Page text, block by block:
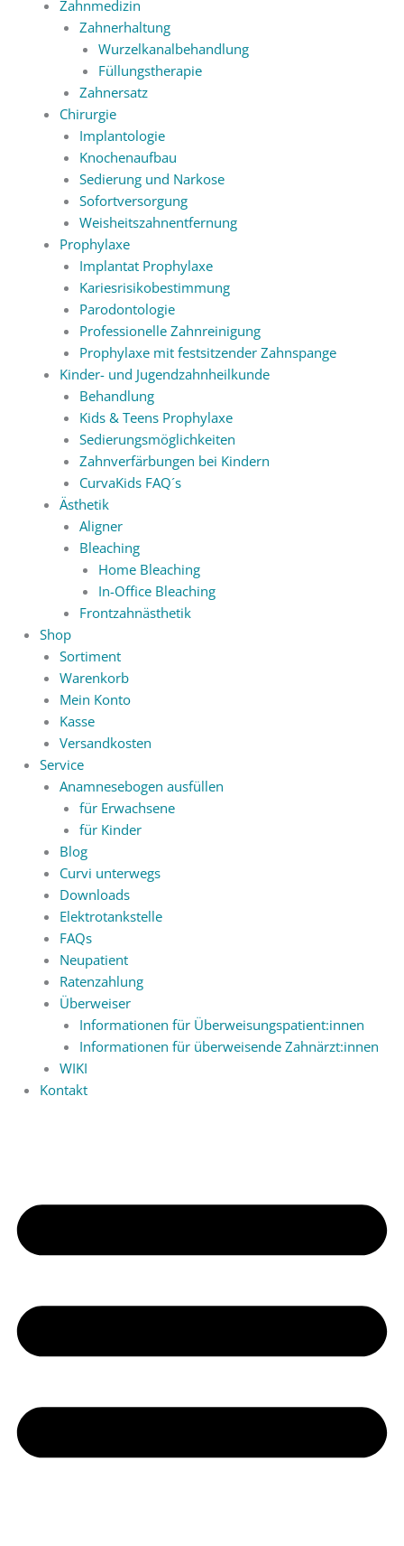
Zahnmedizin
Zahnerhaltung
Wurzelkanalbehandlung
Füllungstherapie
Zahnersatz
Chirurgie
Implantologie
Knochenaufbau
Sedierung und Narkose
Sofortversorgung
Weisheitszahnentfernung
Prophylaxe
Implantat Prophylaxe
Kariesrisikobestimmung
Parodontologie
Professionelle Zahnreinigung
Prophylaxe mit festsitzender Zahnspange
Kinder- und Jugendzahnheilkunde
Behandlung
Kids & Teens Prophylaxe
Sedierungsmöglichkeiten
Zahnverfärbungen bei Kindern
CurvaKids FAQ´s
Ästhetik
Aligner
Bleaching
Home Bleaching
In-Office Bleaching
Frontzahnästhetik
Shop
Sortiment
Warenkorb
Mein Konto
Kasse
Versandkosten
Service
Anamnesebogen ausfüllen
für Erwachsene
für Kinder
Blog
Curvi unterwegs
Downloads
Elektrotankstelle
FAQs
Neupatient
Ratenzahlung
Überweiser
Informationen für Überweisungspatient:innen
Informationen für überweisende Zahnärzt:innen
WIKI
Kontakt